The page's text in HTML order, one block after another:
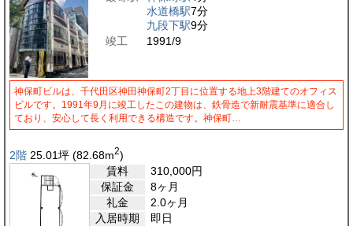
水道橋駅7分
九段下駅9分
竣工
1991/9
神保町ビルは、千代田区神田神保町2丁目に位置する地上3階建てのオフィス
ビルです。1991年9月に竣工したこの建物は、鉄骨造で新耐震基準に適合し
ており、安心して長く利用できる構造です。神保町…
2階 25.01坪 (82.68m2)
賃料
310,000円
保証金
8ヶ月
礼金
2.0ヶ月
入居時期
即日